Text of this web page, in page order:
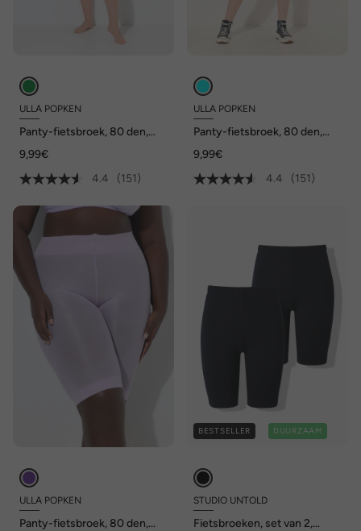
ULLA POPKEN
Panty-fietsbroek, 80 den,
knielang
9,99€
4.4
(151)
ULLA POPKEN
Panty-fietsbroek, 80 den,
knielang
9,99€
4.4
(151)
ULLA POPKEN
Panty-fietsbroek, 80 den,
BESTSELLER DUURZAAM
STUDIO UNTOLD
Fietsbroeken, set van 2,